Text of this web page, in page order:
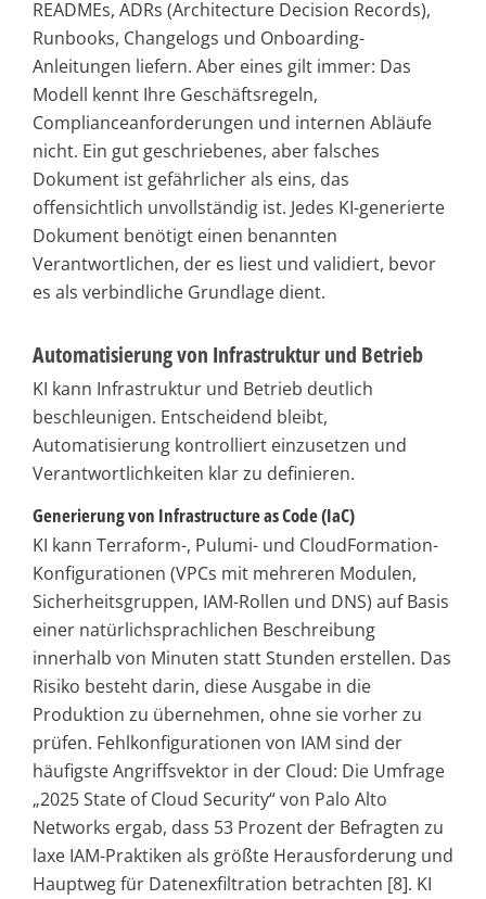
READMEs, ADRs (Architecture Decision Records),
Runbooks, Changelogs und Onboarding-
Anleitungen liefern. Aber eines gilt immer: Das
Modell kennt Ihre Geschäftsregeln,
Complianceanforderungen und internen Abläufe
nicht. Ein gut geschriebenes, aber falsches
Dokument ist gefährlicher als eins, das
offensichtlich unvollständig ist. Jedes KI-generierte
Dokument benötigt einen benannten
Verantwortlichen, der es liest und validiert, bevor
es als verbindliche Grundlage dient.
Automatisierung von Infrastruktur und Betrieb
KI kann Infrastruktur und Betrieb deutlich
beschleunigen. Entscheidend bleibt,
Automatisierung kontrolliert einzusetzen und
Verantwortlichkeiten klar zu definieren.
Generierung von Infrastructure as Code (IaC)
KI kann Terraform-, Pulumi- und CloudFormation-
Konfigurationen (VPCs mit mehreren Modulen,
Sicherheitsgruppen, IAM-Rollen und DNS) auf Basis
einer natürlichsprachlichen Beschreibung
innerhalb von Minuten statt Stunden erstellen. Das
Risiko besteht darin, diese Ausgabe in die
Produktion zu übernehmen, ohne sie vorher zu
prüfen. Fehlkonfigurationen von IAM sind der
häufigste Angriffsvektor in der Cloud: Die Umfrage
„2025 State of Cloud Security“ von Palo Alto
Networks ergab, dass 53 Prozent der Befragten zu
laxe IAM-Praktiken als größte Herausforderung und
Hauptweg für Datenexfiltration betrachten [8]. KI